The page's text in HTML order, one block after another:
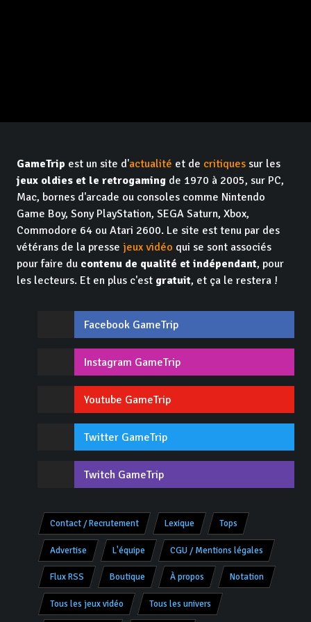
GameTrip est un site d'actualité et de critiques sur les
jeux oldies et le retrogaming de 1970 à 2005, sur PC,
Mac, bornes d'arcade ou consoles comme Nintendo
Game Boy, Sony PlayStation, SEGA Saturn, Xbox,
Commodore 64 ou Atari 2600. Le site est tenu par des
vétérans de la presse jeux vidéo qui se sont associés
pour faire du contenu de qualité et indépendant, pour
les lecteurs. Et en plus c'est gratuit, et ça le restera !
Facebook GameTrip
Instagram GameTrip
Youtube GameTrip
Twitter GameTrip
Twitch GameTrip
Contact / Recrutement Lexique Tops
Advertise L'équipe CGU / Mentions légales
Flux RSS Boutique À propos Notation
Tous les jeux vidéo Tous les univers